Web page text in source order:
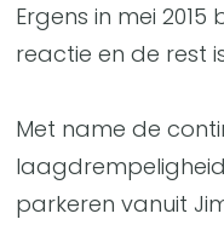
Ergens in mei
reactie en de rest
Met name de
parkeren vanuit